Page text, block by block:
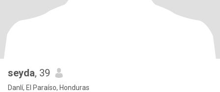
seyda, 39
Danlí, El Paraíso, Honduras